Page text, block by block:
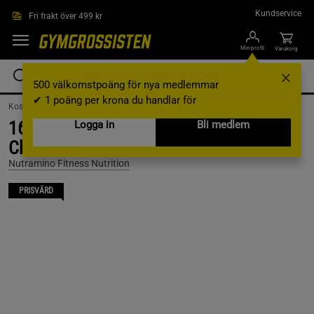
Fri frakt över 499 kr Kundservice
Min profil
500 välkomstpoäng för nya medlemmar
✔ 1 poäng per krona du handlar för
Logga in
Bli medlem
Varukorg
Kosttillskott /Bars /Proteinbars
16 x Nutramino XL ProteinBar, 74 g,
Chocolate
Nutramino Fitness Nutrition
PRISVÄRD